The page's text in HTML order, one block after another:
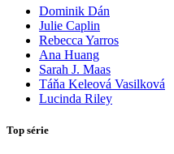
Dominik Dán
Julie Caplin
Rebecca Yarros
Ana Huang
Sarah J. Maas
Táňa Keleová Vasilková
Lucinda Riley
Top série